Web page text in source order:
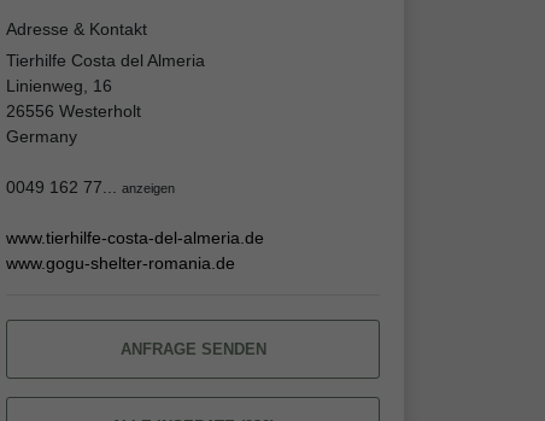
Adresse & Kontakt
Tierhilfe Costa del Almeria
Linienweg, 16
26556 Westerholt
Germany
0049 162 77... anzeigen
www.tierhilfe-costa-del-almeria.de
www.gogu-shelter-romania.de
ANFRAGE SENDEN